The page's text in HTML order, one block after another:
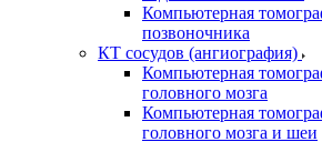
Компьютерная
позвоночника
КТ сосудов (ангиография)
Компьютерная
головного мозга
Компьютерная
головного мозга и шеи